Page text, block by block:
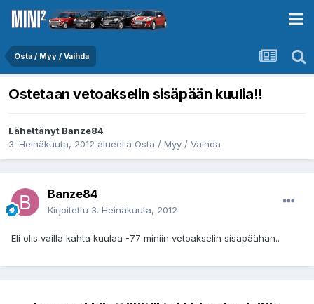
Osta / Myy / Vaihda
Ostetaan vetoakselin sisäpään kuulia!!
Lähettänyt Banze84
3. Heinäkuuta, 2012 alueella Osta / Myy / Vaihda
Banze84
Kirjoitettu 3. Heinäkuuta, 2012
Eli olis vailla kahta kuulaa -77 miniin vetoakselin sisäpäähän..